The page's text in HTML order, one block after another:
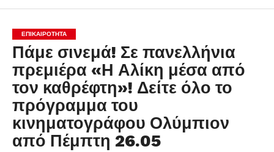
ΕΠΙΚΑΙΡΟΤΗΤΑ
Πάμε σινεμά! Σε πανελλήνια
πρεμιέρα «Η Αλίκη μέσα από
τον καθρέφτη»! Δείτε όλο το
πρόγραμμα του
κινηματογράφου Ολύμπιον
από Πέμπτη 26.05